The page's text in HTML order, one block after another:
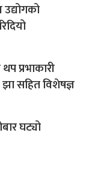
प्रभाकारी
झा सहित विशेषज्ञ
घट्यो